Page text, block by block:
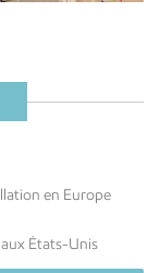
en Europe
États-Unis